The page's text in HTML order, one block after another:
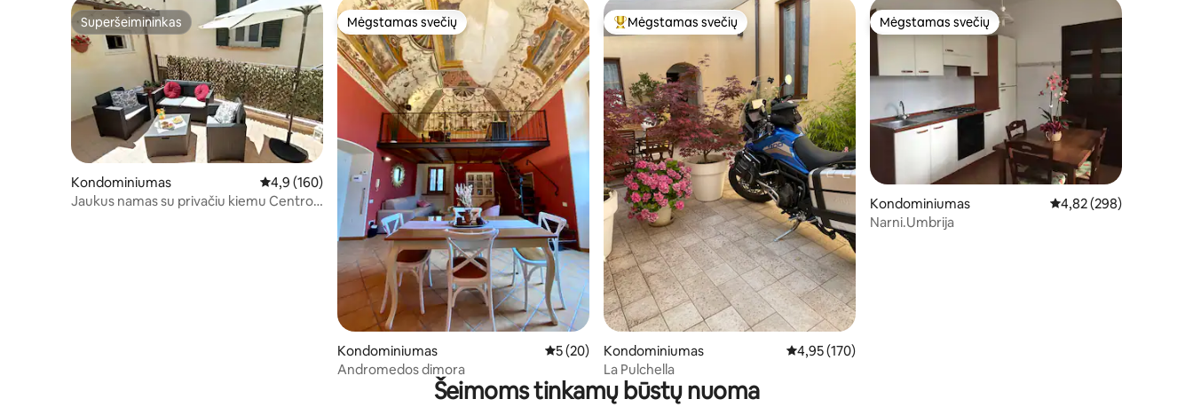
Superšeimininkas
Superšeimininkas
Kondominiumas Vidutinis įvertinimas: 4,9 iš 5, atsiliepimų: 160
4,9 (160)
Jaukus namas su privačiu kiemu Centro
Mėgstamas svečių
Mėgstamas svečių
Kondominiumas Vidutinis įvertinimas: 5 iš 5, atsiliepimų: 20
5 (20)
Andromedos dimora
Svečių mėgstamiausias
Mėgstamas svečių
Kondominiumas Vidutinis įvertinimas: 4,95 iš 5, atsiliepimų: 170
4,95 (170)
La Pulchella
Mėgstamas svečių
Mėgstamas svečių
Kondominiumas Vidutinis įvertinimas:
4,82 (298)
Narni.Umbrija
Šeimoms tinkamų būstų nuoma